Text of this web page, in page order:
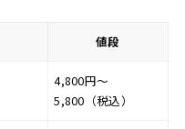
値段
4,800円〜
5,800（税込）